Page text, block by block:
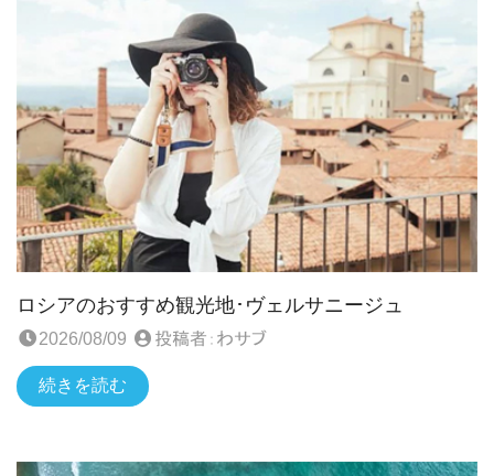
ロシアのおすすめ観光地･ヴェルサニージュ
2026/08/09 投稿者： わサブ
続きを読む